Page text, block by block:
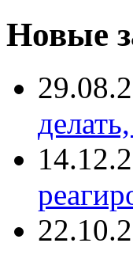
Новые